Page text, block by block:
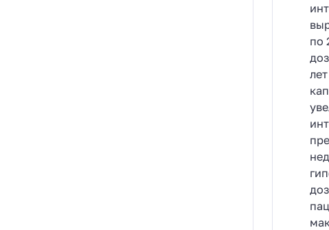
по